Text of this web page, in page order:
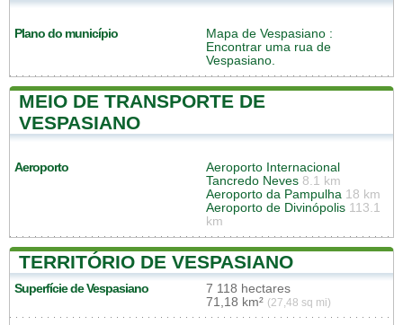
Plano do município Mapa de Vespasiano :
Encontrar uma rua de
Vespasiano.
MEIO DE TRANSPORTE DE
VESPASIANO
Aeroporto
Aeroporto Internacional
Tancredo Neves 8.1 km
Aeroporto da Pampulha 18 km
Aeroporto de Divinópolis 113.1
km
TERRITÓRIO DE VESPASIANO
Superfície de Vespasiano
7 118 hectares
71,18 km² (27,48 sq mi)